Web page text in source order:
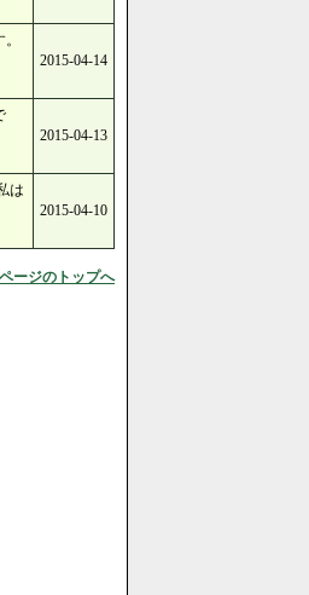
2015-04-14
2015-04-13
は
2015-04-10
ージのトップへ